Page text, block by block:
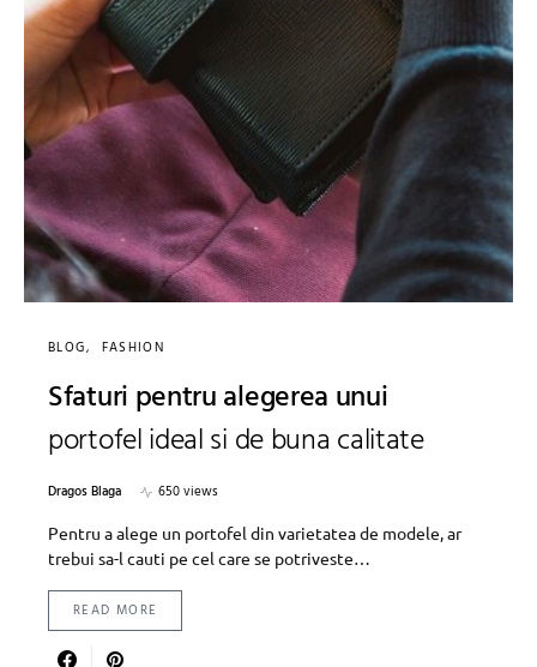
BLOG FASHION
Sfaturi pentru alegerea unui
portofel ideal si de buna calitate
Dragos Blaga
650 views
Pentru a alege un portofel din varietatea de modele, ar
trebui sa-l cauti pe cel care se potriveste…
READ MORE